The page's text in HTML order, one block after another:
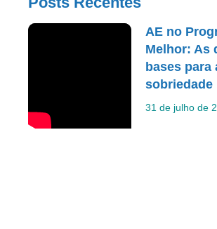
AE no
Melhor: As
bases para
sobriedade
31 de julho de